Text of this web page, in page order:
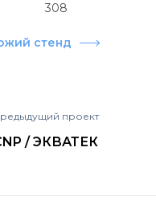
308
стенд
проект
/ ЭКВАТЕК